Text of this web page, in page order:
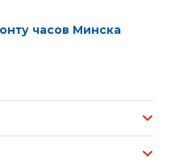
часов Минска